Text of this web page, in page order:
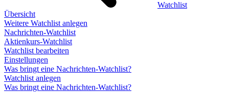
Watchlist
Übersicht
Weitere Watchlist anlegen
Nachrichten-Watchlist
Aktienkurs-Watchlist
Watchlist bearbeiten
Einstellungen
Was bringt eine Nachrichten-Watchlist?
Watchlist anlegen
Was bringt eine Nachrichten-Watchlist?